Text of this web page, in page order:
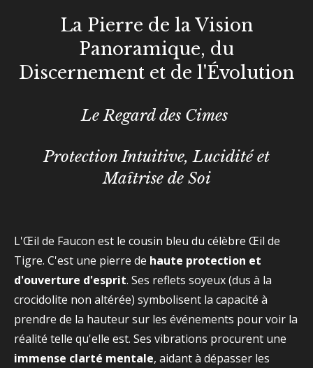
La Pierre de la Vision
Panoramique, du
Discernement et de l'Évolution
Le Regard des Cimes
Protection Intuitive, Lucidité et
Maîtrise de Soi
L'Œil de Faucon est le cousin bleu du célèbre Œil de
Tigre. C'est une pierre de haute protection et
d'ouverture d'esprit. Ses reflets soyeux (dus à la
crocidolite non altérée) symbolisent la capacité à
prendre de la hauteur sur les événements pour voir la
réalité telle qu'elle est. Ses vibrations procurent une
immense clarté mentale, aidant à dépasser les